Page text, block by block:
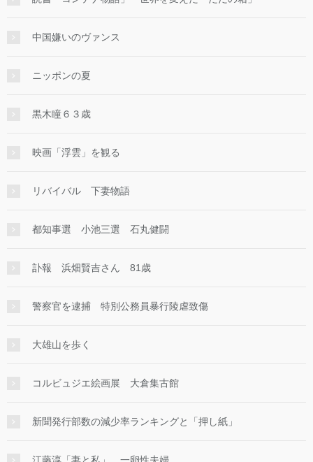
中国嫌いのヴァンス
ニッポンの夏
黒木瞳６３歳
映画「浮雲」を観る
リバイバル 下妻物語
都知事選 小池三選 石丸健闘
訃報 浜畑賢吉さん 81歳
警察官を逮捕 特別公務員暴行陵虐致傷
大雄山を歩く
コルビュジエ絵画展 大倉集古館
新聞発行部数の減少率ランキングと「押し紙」